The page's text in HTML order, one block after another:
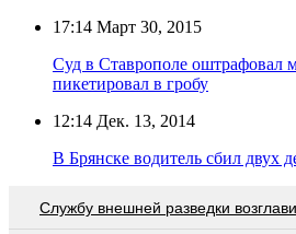
17:14 Март 30, 2015
Суд в Ставрополе оштрафовал
пикетировал в гробу
12:14 Дек. 13, 2014
В Брянске водитель сбил двух
Службу внешней разведки